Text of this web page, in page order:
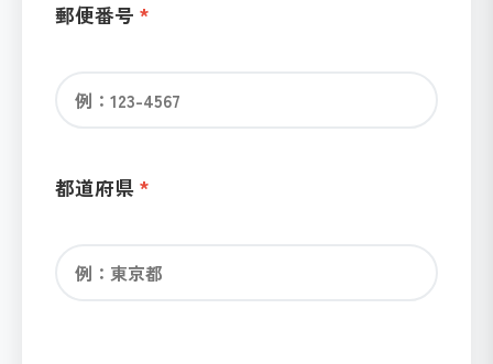
郵便番号
都道府県